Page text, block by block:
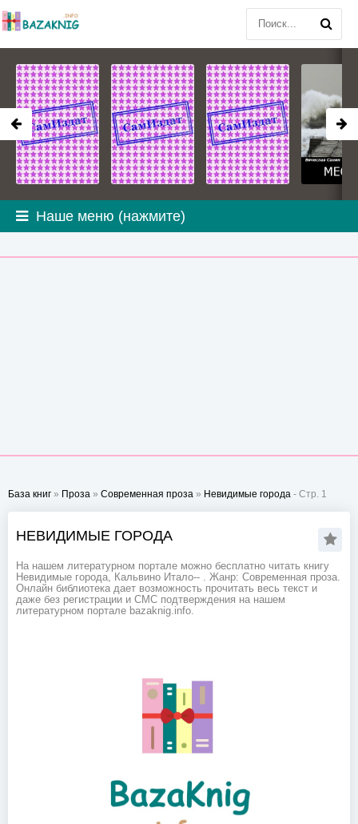
Наше меню (нажмите)
База книг » Проза » Современная проза » Невидимые города - Стр. 1
НЕВИДИМЫЕ ГОРОДА
На нашем литературном портале можно бесплатно читать книгу
Невидимые города, Кальвино Итало-- . Жанр: Современная проза.
Онлайн библиотека дает возможность прочитать весь текст и
даже без регистрации и СМС подтверждения на нашем
литературном портале bazaknig.info.